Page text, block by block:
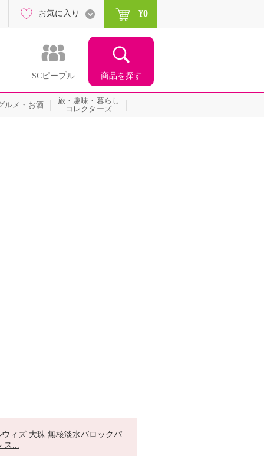
SCピープル 商品を探す
お気に入り ¥0
ルメ・お酒
旅・趣味・暮らし
コレクターズ
ウィズ 大珠 無核淡水バロックパ
ス...